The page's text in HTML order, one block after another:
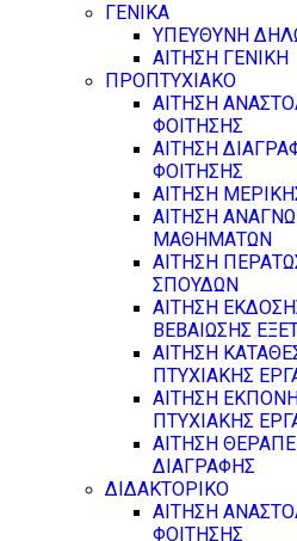
ΓΕΝΙΚΑ
ΥΠΕΥΘΥΝΗ
ΑΙΤΗΣΗ ΓΕΝΙΚΗ
ΠΡΟΠΤΥΧΙΑΚΟ
ΑΙΤΗΣΗ
ΦΟΙΤΗΣΗΣ
ΑΙΤΗΣΗ
ΦΟΙΤΗΣΗΣ
ΑΙΤΗΣΗ
ΑΙΤΗΣΗ
ΜΑΘΗΜΑΤΩΝ
ΑΙΤΗΣΗ
ΣΠΟΥΔΩΝ
ΑΙΤΗΣΗ
ΒΕΒΑΙΩΣΗΣ
ΑΙΤΗΣΗ
ΠΤΥΧΙΑΚΗΣ
ΑΙΤΗΣΗ
ΠΤΥΧΙΑΚΗΣ
ΑΙΤΗΣΗ
ΔΙΑΓΡΑΦΗΣ
ΔΙΔΑΚΤΟΡΙΚΟ
ΑΙΤΗΣΗ
ΦΟΙΤΗΣΗΣ